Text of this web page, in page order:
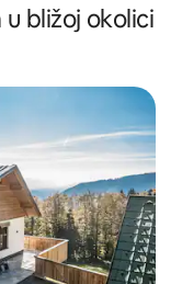
bližoj okolici